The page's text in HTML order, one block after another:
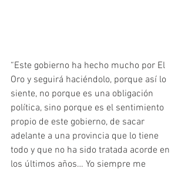
“Este gobierno ha hecho mucho por El
Oro y seguirá haciéndolo, porque así lo
siente, no porque es una obligación
política, sino porque es el sentimiento
propio de este gobierno, de sacar
adelante a una provincia que lo tiene
todo y que no ha sido tratada acorde en
los últimos años… Yo siempre me